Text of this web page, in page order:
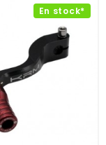
En stock*